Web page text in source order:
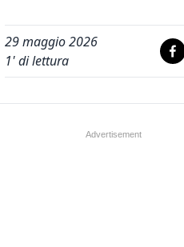
29 maggio 2026
1' di lettura